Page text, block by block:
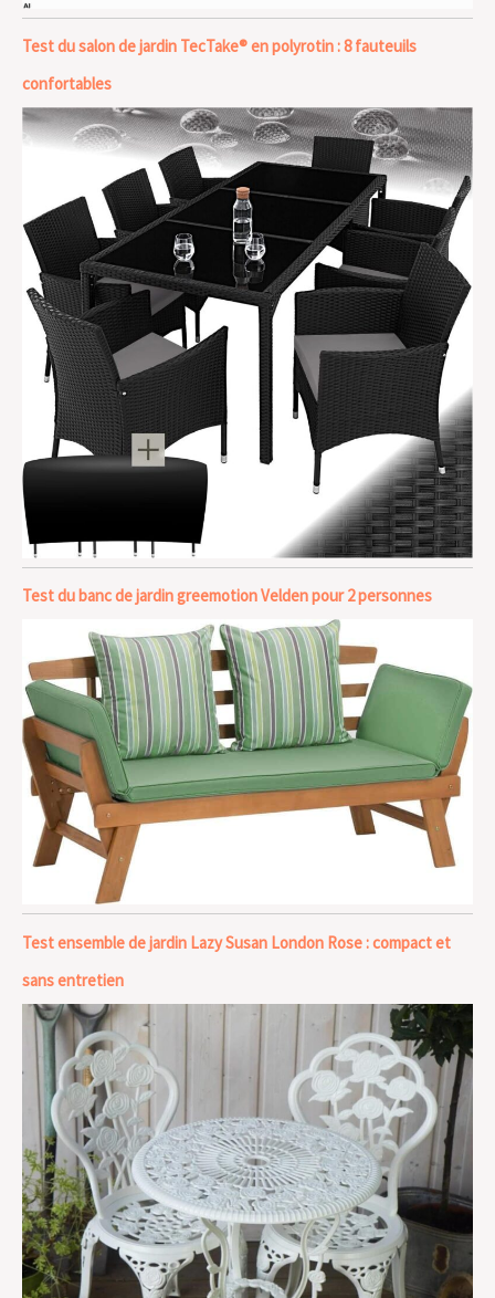
Test du salon de jardin TecTake® en polyrotin : 8 fauteuils
confortables
Test du banc de jardin greemotion Velden pour 2 personnes
Test ensemble de jardin Lazy Susan London Rose : compact et
sans entretien